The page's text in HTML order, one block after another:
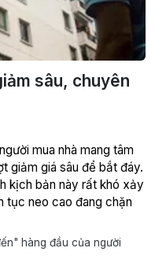
sâu, chuyên
mua nhà mang tâm
giảm giá sâu để bắt đáy.
kịch bản này rất khó xảy
tục neo cao đang chặn
hàng đầu của người